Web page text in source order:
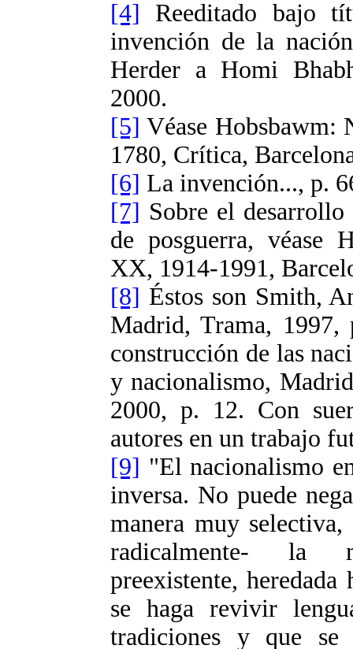
[4] Reeditado bajo
invención de la
Herder a Homi
2000.
[5] Véase Hobsbawm:
1780, Crítica,
[6] La invención..., p.
[7] Sobre el
de posguerra, véase
XX, 1914-1991,
[8] Éstos son Smith,
Madrid, Trama,
construcción de las
y nacionalismo,
2000, p. 12. Con
autores en un trabajo
[9] "El nacionalismo
inversa. No puede
manera muy
radicalmente- la
preexistente,
se haga revivir
tradiciones y que se